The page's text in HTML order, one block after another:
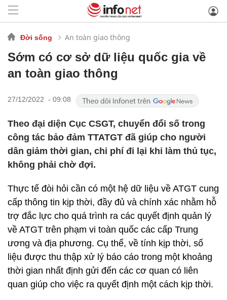
Đời sống An toàn giao thông
Sớm có cơ sở dữ liệu quốc gia về
an toàn giao thông
27/12/2022 - 09:08
Theo đại diện Cục CSGT, chuyển đổi số trong
công tác bảo đảm TTATGT đã giúp cho người
dân giảm thời gian, chi phí đi lại khi làm thủ tục,
không phải chờ đợi.
Thực tế đòi hỏi cần có một hệ dữ liệu về ATGT cung
cấp thông tin kịp thời, đầy đủ và chính xác nhằm hỗ
trợ đắc lực cho quá trình ra các quyết định quản lý
về ATGT trên phạm vi toàn quốc các cấp Trung
ương và địa phương. Cụ thể, về tính kịp thời, số
liệu được thu thập xử lý báo cáo trong một khoảng
thời gian nhất định gửi đến các cơ quan có liên
quan giúp cho việc ra quyết định một cách kịp thời.